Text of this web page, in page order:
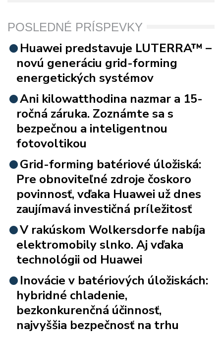
POSLEDNÉ PRÍSPEVKY
Huawei predstavuje LUTERRA™ –
novú generáciu grid-forming
energetických systémov
Ani kilowatthodina nazmar a 15-
ročná záruka. Zoznámte sa s
bezpečnou a inteligentnou
fotovoltikou
Grid-forming batériové úložiská:
Pre obnoviteľné zdroje čoskoro
povinnosť, vďaka Huawei už dnes
zaujímavá investičná príležitosť
V rakúskom Wolkersdorfe nabíja
elektromobily slnko. Aj vďaka
technológii od Huawei
Inovácie v batériových úložiskách:
hybridné chladenie,
bezkonkurenčná účinnosť,
najvyššia bezpečnosť na trhu